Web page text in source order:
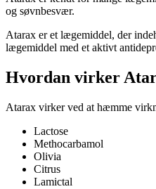
og søvnbesvær.
Atarax er et lægemiddel, der
lægemiddel med et aktivt
Hvordan virker
Atarax virker ved at hæmme
Lactose
Methocarbamol
Olivia
Citrus
Lamictal